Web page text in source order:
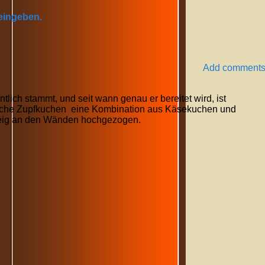
Add comments
stammt, und seit wann genau er bereitet wird, ist
Zupfkuchen eine Kombination aus Käsekuchen und
an den Wänden hochgezogen.